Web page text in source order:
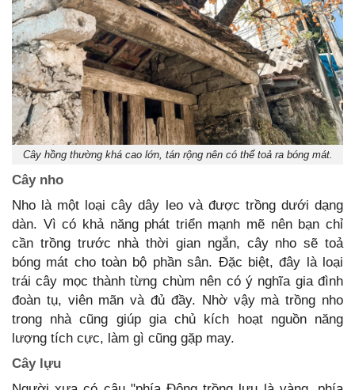
Cây hồng thường khá cao lớn, tán rộng nên có thể toả ra bóng mát.
Cây nho
Nho là một loại cây dây leo và được trồng dưới dạng
dàn. Vì có khả năng phát triển mạnh mẽ nên bạn chỉ
cần trồng trước nhà thời gian ngắn, cây nho sẽ toả
bóng mát cho toàn bộ phần sân. Đặc biệt, đây là loại
trái cây mọc thành từng chùm nên có ý nghĩa gia đình
đoàn tụ, viên mãn và đủ đầy. Nhờ vậy mà trồng nho
trong nhà cũng giúp gia chủ kích hoạt nguồn năng
lượng tích cực, làm gì cũng gặp may.
Cây lựu